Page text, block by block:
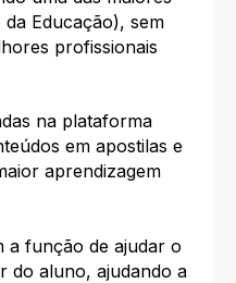
Educação), sem
profissionais
na plataforma
em apostilas e
aprendizagem
a função de ajudar o
do aluno, ajudando a